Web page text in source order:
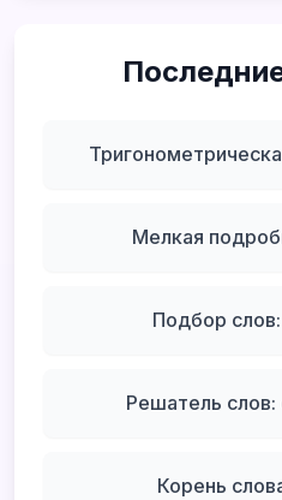
Мелкая
Подбор
Решатель слов:
Корень